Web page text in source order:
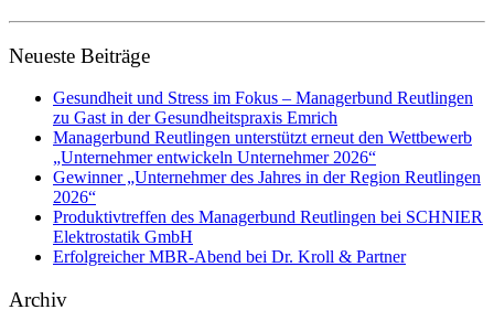
Neueste Beiträge
Gesundheit und Stress im Fokus – Managerbund Reutlingen
zu Gast in der Gesundheitspraxis Emrich
Managerbund Reutlingen unterstützt erneut den Wettbewerb
„Unternehmer entwickeln Unternehmer 2026“
Gewinner „Unternehmer des Jahres in der Region Reutlingen
2026“
Produktivtreffen des Managerbund Reutlingen bei SCHNIER
Elektrostatik GmbH
Erfolgreicher MBR-Abend bei Dr. Kroll & Partner
Archiv